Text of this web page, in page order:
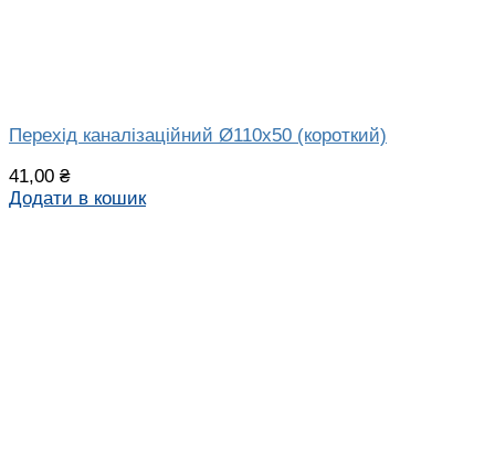
Перехід каналізаційний Ø110х50 (короткий)
41,00 ₴
Додати в кошик